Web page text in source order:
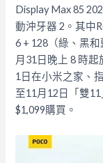
Display Max 85
動沖牙器 2。其中
6 + 128（綠、黑
月31日晚上 8 時
1日在小米之家、
至11月12日「雙11
$1,099購買。